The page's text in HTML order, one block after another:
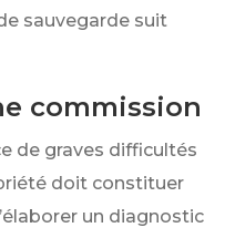
sauvegarde suit
commission
de graves difficultés
doit constituer
un diagnostic